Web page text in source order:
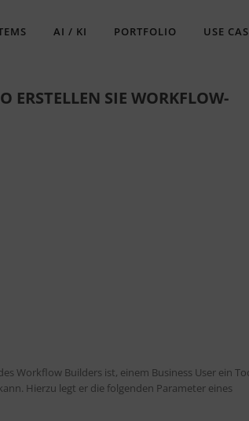
AI / KI PORTFOLIO USE
ERSTELLEN SIE WORKFLOW-
Workflow Builders ist, einem Business User ein
Hierzu legt er die folgenden Parameter eines